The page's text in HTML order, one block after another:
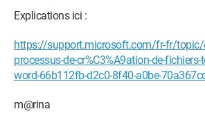
Explications ici :
https://support.microsoft.com/fr-fr/topic/
processus-de-cr%C3%A9ation-de-
word-66b112fb-d2c0-8f40-a0be-
m@rina